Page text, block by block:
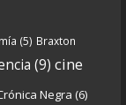
on facebook
(5) Braxton
(9) cine
Negra (6)